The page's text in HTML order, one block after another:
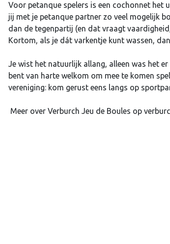
Voor petanque spelers is een cochonnet het
jij met je petanque partner zo veel mogelijk
dan de tegenpartij (en dat vraagt
Kortom, als je dát varkentje kunt wassen,
Je wist het natuurlijk allang, alleen was het
bent van harte welkom om mee te komen
vereniging: kom gerust eens langs op
Meer over Verburch Jeu de Boules op